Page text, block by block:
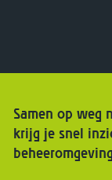
Samen op weg
krijg je snel